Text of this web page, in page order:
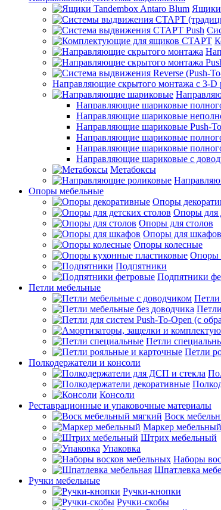
Ящики
Направляющие скрытого монтажа с 3-D
Направляющие шариковые
Направляющие шариковые
Направляющие шариковые Push-
Направляющие шариковые
Направляющие шариковые
Направляющие шариковые с
Метабоксы
Опоры мебельные
Опоры
Опоры для
Опоры для столов
Опоры для шкафов
Опоры колесные
Опоры
Подпятники
Подпятники
Петли мебельные
Петли
Петли
Петли
Полкодержатели и консоли
Консоли
Реставрационные и упаковочные материалы
Воск
Маркер мебельный
Штрих мебельный
Упаковка
Наборы
Шпатлевка
Ручки мебельные
Ручки-кнопки
Ручки-скобы